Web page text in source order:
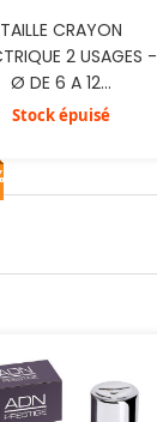
TAILLE CRAYON
2 USAGES -
Ø DE 6 A 12...
Stock épuisé